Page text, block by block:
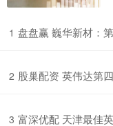
1 盘盘赢 巍华新材：
2 股巢配资 英伟达第
3 富深优配 天津最佳